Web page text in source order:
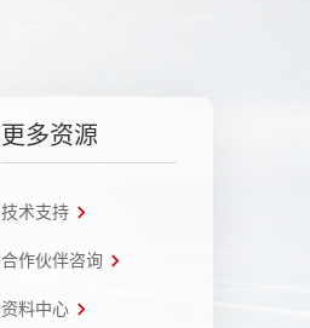
更多资源
技术支持
合作伙伴咨询
资料中心